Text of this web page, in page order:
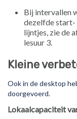
Bij intervallen
dezelfde start-
lijntjes, zie de
lesuur 3.
Kleine
Ook in de desktop
doorgevoerd.
Lokaalcapaciteit